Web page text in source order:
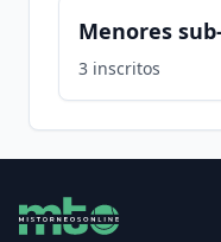
Menores
3 inscritos